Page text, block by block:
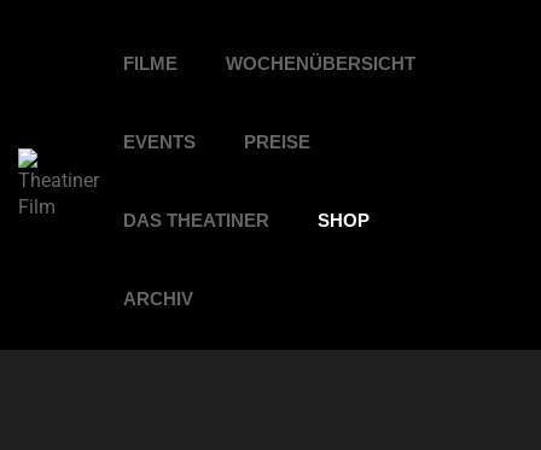
FILME WOCHENÜBERSICHT
EVENTS PREISE
DAS THEATINER SHOP
ARCHIV